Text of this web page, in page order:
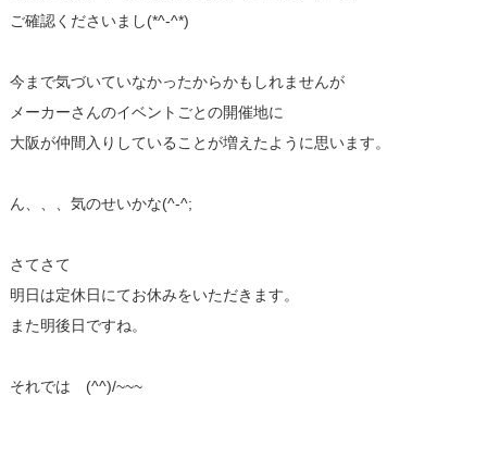
ご確認くださいまし(*^-^*)
今まで気づいていなかったからかもしれませんが
メーカーさんのイベントごとの開催地に
大阪が仲間入りしていることが増えたように思います。
ん、、、気のせいかな(^-^;
さてさて
明日は定休日にてお休みをいただきます。
また明後日ですね。
それでは (^^)/~~~